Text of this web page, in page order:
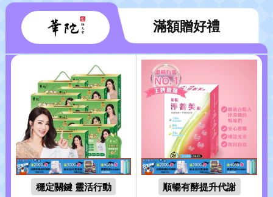
滿額贈好禮
穩定關鍵 靈活行動
順暢有酵提升代謝